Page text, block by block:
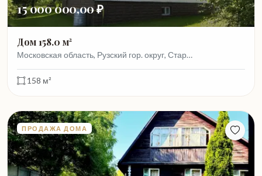
15 000 000,00 ₽
Дом 158.0 м²
Московская область, Рузский гор. округ, Стар…
158 м²
ПРОДАЖА ДОМА